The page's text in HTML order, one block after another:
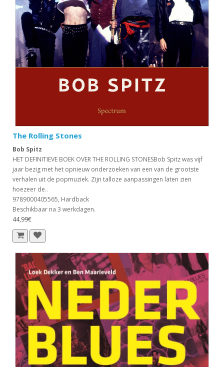
The Rolling Stones
Bob Spitz
HET DEFINITIEVE BOEK OVER THE ROLLING STONESBob Spitz was vijf
jaar bezig met het opnieuw onderzoeken van een van de grootste
verhalen uit de popmuziek. Zijn talloze aanpassingen laten zien
hoezeer de..
9789000405565, Hardback
Beschikbaar na 3 werkdagen.
44,99€